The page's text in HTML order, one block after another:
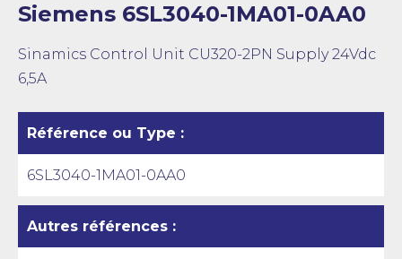
Siemens 6SL3040-1MA01-0AA0
Sinamics Control Unit CU320-2PN Supply 24Vdc
6,5A
Référence ou Type :
6SL3040-1MA01-0AA0
Autres références :